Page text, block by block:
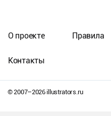
© 2007–2026illustrators.ru
О проекте Правила
Контакты